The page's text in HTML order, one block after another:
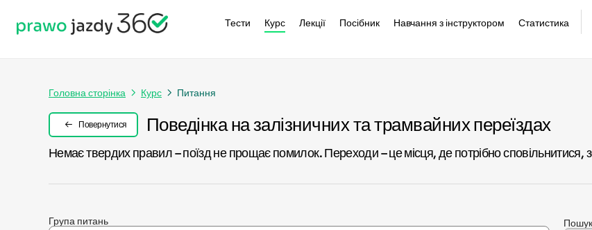
Тести Курс Лекції Посібник Навчання з інструктором Статистика
Головна сторінка Курс Питання
Повернутися Поведінка на залізничних та трамвайних переїздах
Немає твердих правил – поїзд не прощає помилок. Переходи – це місця, де потрібно сповільнитися,
Група питань